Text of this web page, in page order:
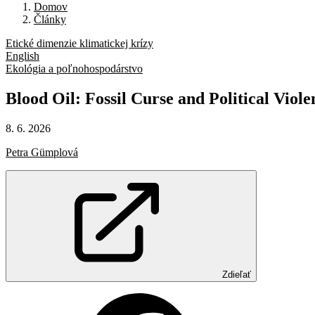
Domov
Články
Etické dimenzie klimatickej krízy
English
Ekológia a poľnohospodárstvo
Blood Oil: Fossil Curse and Political
8. 6. 2026
Petra Gümplová
Zdieľať